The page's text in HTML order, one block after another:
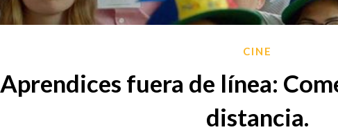
CINE
Aprendices fuera de línea:
distancia.